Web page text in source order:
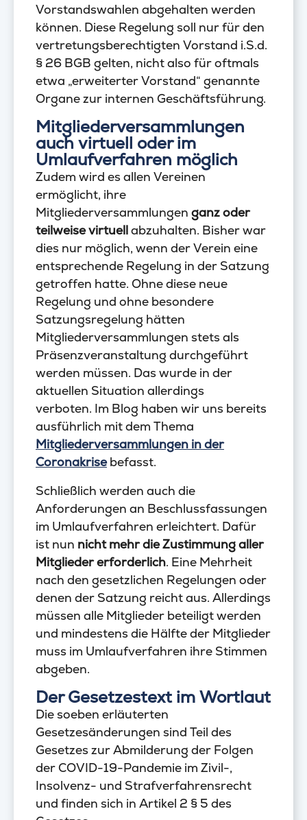
Vorstandswahlen abgehalten werden
können. Diese Regelung soll nur für den
vertretungsberechtigten Vorstand i.S.d.
§ 26 BGB gelten, nicht also für oftmals
etwa „erweiterter Vorstand“ genannte
Organe zur internen Geschäftsführung.
Mitgliederversammlungen
auch virtuell oder im
Umlaufverfahren möglich
Zudem wird es allen Vereinen
ermöglicht, ihre
Mitgliederversammlungen ganz oder
teilweise virtuellabzuhalten. Bisher war
dies nur möglich, wenn der Verein eine
entsprechende Regelung in der Satzung
getroffen hatte. Ohne diese neue
Regelung und ohne besondere
Satzungsregelung hätten
Mitgliederversammlungen stets als
Präsenzveranstaltung durchgeführt
werden müssen. Das wurde in der
aktuellen Situation allerdings
verboten. Im Blog haben wir uns bereits
ausführlich mit dem Thema
Mitgliederversammlungen in der
Coronakrisebefasst.
Schließlich werden auch die
Anforderungen an Beschlussfassungen
im Umlaufverfahren erleichtert. Dafür
ist nun nicht mehr die Zustimmung aller
Mitglieder erforderlich. Eine Mehrheit
nach den gesetzlichen Regelungen oder
denen der Satzung reicht aus. Allerdings
müssen alle Mitglieder beteiligt werden
und mindestens die Hälfte der Mitglieder
muss im Umlaufverfahren ihre Stimmen
abgeben.
Der Gesetzestext im Wortlaut
Die soeben erläuterten
Gesetzesänderungen sind Teil des
Gesetzes zur Abmilderung der Folgen
der COVID-19-Pandemie im Zivil-,
Insolvenz- und Strafverfahrensrecht
und finden sich in Artikel 2 § 5 des